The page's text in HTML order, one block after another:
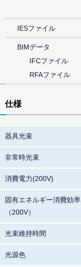
IESファイル
BIMデータ
IFCファイル
RFAファイル
仕様
器具光束
非常時光束
消費電力(200V)
固有エネルギー消費効率
（200V）
光束維持時間
光源色